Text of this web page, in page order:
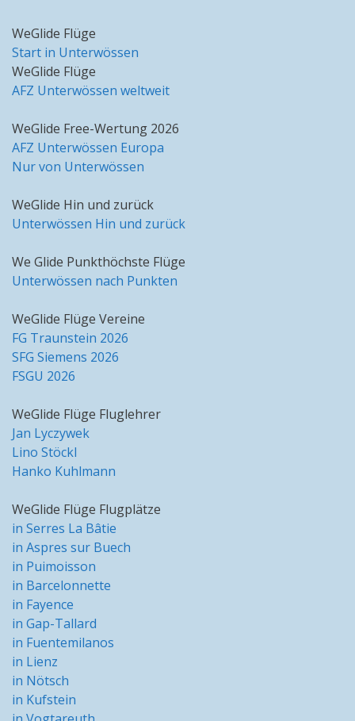
WeGlide Flüge
Start in Unterwössen
WeGlide Flüge
AFZ Unterwössen weltweit
WeGlide Free-Wertung 2026
AFZ Unterwössen Europa
Nur von Unterwössen
WeGlide Hin und zurück
Unterwössen Hin und zurück
We Glide Punkthöchste Flüge
Unterwössen nach Punkten
WeGlide Flüge Vereine
FG Traunstein 2026
SFG Siemens 2026
FSGU 2026
WeGlide Flüge Fluglehrer
Jan Lyczywek
Lino Stöckl
Hanko Kuhlmann
WeGlide Flüge Flugplätze
in Serres La Bâtie
in Aspres sur Buech
in Puimoisson
in Barcelonnette
in Fayence
in Gap-Tallard
in Fuentemilanos
in Lienz
in Nötsch
in Kufstein